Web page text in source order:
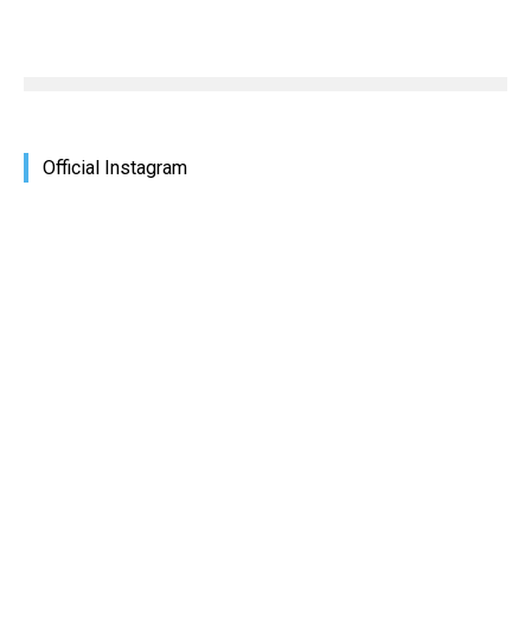
Official Instagram